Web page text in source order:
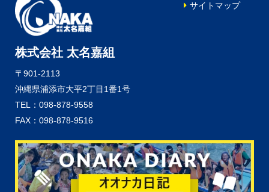
株式会社 太名嘉組
〒901-2113
沖縄県浦添市大平2丁目1番1号
TEL：098-878-9558
FAX：098-878-9516
サイトマップ